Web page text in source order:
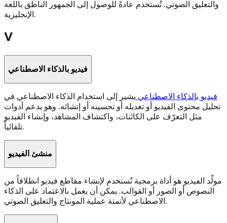
والتعليق الصوتي. تُستخدم عادةً للوصول إلى الجمهور الناطق باللغة
الإنجليزية.
V
فيديو بالذكاء الاصطناعي
فيديو بالذكاء الاصطناعي يشير إلى استخدام الذكاء الاصطناعي في
تحليل محتوى الفيديو أو تعديله أو تحسينه أو إنشائه. وهو يدعم أدوات
مثل التعرّف على الكائنات، واكتشاف المشاهد، وإنشاء الفيديو
تلقائياً.
منشئ الفيديو
مولّد الفيديو هو أداة برمجية تُستخدم لإنشاء مقاطع فيديو انطلاقاً من
النصوص أو الصور أو القوالب. يمكن أن يعمل بالاعتماد على الذكاء
الاصطناعي لأتمتة عملية المونتاج والتعليق الصوتي.